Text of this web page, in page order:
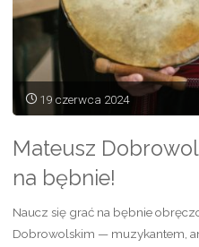
szkolenie"
19 czerwca 2024
Mateusz
na bębnie!
Naucz się grać na bębnie
Dobrowolskim — muzykantem,